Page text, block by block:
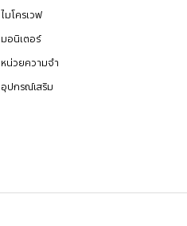
ไมโครเวฟ
มอนิเตอร์
หน่วยความจำ
อุปกรณ์เสริม